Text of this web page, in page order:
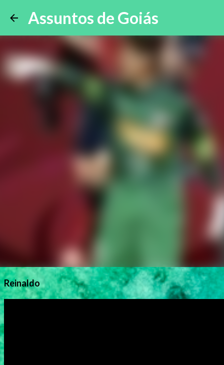
Assuntos de Goiás
Reinaldo